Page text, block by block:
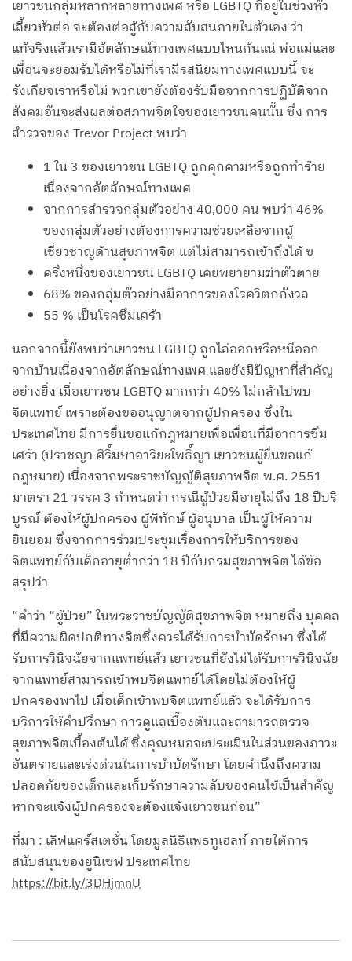
เยาวชนกลุ่มหลากหลายทางเพศ หรือ LGBTQ ที่อยู่ในช่วงหัว
เลี้ยวหัวต่อ จะต้องต่อสู้กับความสับสนภายในตัวเอง ว่า
แท้จริงแล้วเรามีอัตลักษณ์ทางเพศแบบไหนกันแน่ พ่อแม่และ
เพื่อนจะยอมรับได้หรือไม่ที่เรามีรสนิยมทางเพศแบบนี้ จะ
รังเกียจเราหรือไม่ พวกเขายังต้องรับมือจากการปฏิบัติจาก
สังคมอันจะส่งผลต่อสภาพจิตใจของเยาวชนคนนั้น ซึ่ง การ
สำรวจของ Trevor Project พบว่า
1 ใน 3 ของเยาวชน LGBTQ ถูกคุกคามหรือถูกทำร้าย
เนื่องจากอัตลักษณ์ทางเพศ
จากการสำรวจกลุ่มตัวอย่าง 40,000 คน พบว่า 46%
ของกลุ่มตัวอย่างต้องการความช่วยเหลือจากผู้
เชี่ยวชาญด้านสุขภาพจิต แต่ไม่สามารถเข้าถึงได้ ฃ
ครึ่งหนึ่งของเยาวชน LGBTQ เคยพยายามฆ่าตัวตาย
68% ของกลุ่มตัวอย่างมีอาการของโรควิตกกังวล
55 % เป็นโรคซึมเศร้า
นอกจากนี้ยังพบว่าเยาวชน LGBTQ ถูกไล่ออกหรือหนีออก
จากบ้านเนื่องจากอัตลักษณ์ทางเพศ และยังมีปัญหาที่สำคัญ
อย่างยิ่ง เมื่อเยาวชน LGBTQ มากกว่า 40% ไม่กล้าไปพบ
จิตแพทย์ เพราะต้องขออนุญาตจากผู้ปกครอง ซึ่งใน
ประเทศไทย มีการยื่นขอแก้กฎหมายเพื่อเพื่อนที่มีอาการซึม
เศร้า (ปราชญา ศิริ์มหาอาริยะโพธิ์ญา เยาวชนผู้ยื่นขอแก้
กฎหมาย) เนื่องจากพระราชบัญญัติสุขภาพจิต พ.ศ. 2551
มาตรา 21 วรรค 3 กำหนดว่า กรณีผู้ป่วยมีอายุไม่ถึง 18 ปีบริ
บูรณ์ ต้องให้ผู้ปกครอง ผู้พิทักษ์ ผู้อนุบาล เป็นผู้ให้ความ
ยินยอม ซึ่งจากการร่วมประชุมเรื่องการให้บริการของ
จิตแพทย์กับเด็กอายุต่ำกว่า 18 ปีกับกรมสุขภาพจิต ได้ข้อ
สรุปว่า
“คำว่า “ผู้ป่วย” ในพระราชบัญญัติสุขภาพจิต หมายถึง บุคคล
ที่มีความผิดปกติทางจิตซึ่งควรได้รับการบำบัดรักษา ซึ่งได้
รับการวินิจฉัยจากแพทย์แล้ว เยาวชนที่ยังไม่ได้รับการวินิจฉัย
จากแพทย์สามารถเข้าพบจิตแพทย์ได้โดยไม่ต้องให้ผู้
ปกครองพาไป เมื่อเด็กเข้าพบจิตแพทย์แล้ว จะได้รับการ
บริการให้คำปรึกษา การดูแลเบื้องต้นและสามารถตรวจ
สุขภาพจิตเบื้องต้นได้ ซึ่งคุณหมอจะประเมินในส่วนของภาวะ
อันตรายและเร่งด่วนในการบำบัดรักษา โดยคำนึงถึงความ
ปลอดภัยของเด็กและเก็บรักษาความลับของคนไข้เป็นสำคัญ
หากจะแจ้งผู้ปกครองจะต้องแจ้งเยาวชนก่อน”
ที่มา : เลิฟแคร์สเตชั่น โดยมูลนิธิแพธทูเฮลท์ ภายใต้การ
สนับสนุนของยูนิเซฟ ประเทศไทย
https://bit.ly/3DHjmnU